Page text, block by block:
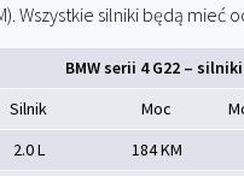
Wszystkie silniki będą
BMW serii 4 G22 –
Silnik Moc
2.0 L 184 KM